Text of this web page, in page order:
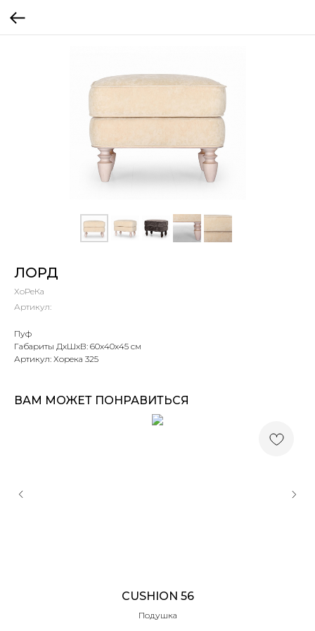
ЛОРД
ХоРеКа
Артикул:
Пуф
Габариты ДхШхВ: 60х40х45 см
Артикул: Хорека 325
ВАМ МОЖЕТ ПОНРАВИТЬСЯ
CUSHION 56
Подушка